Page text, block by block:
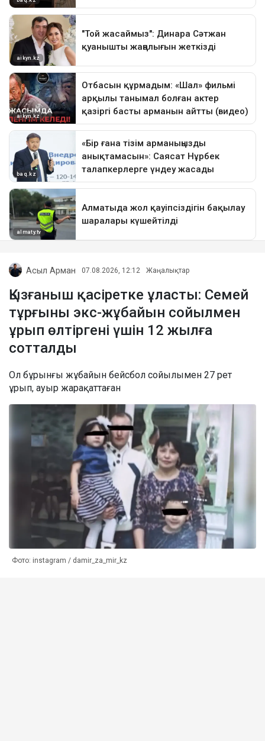
Асыл Арман 07.08.2026, 12:12 Жаңалықтар
Қызғаныш қасіретке ұласты: Семей
тұрғыны экс-жұбайын сойылмен
ұрып өлтіргені үшін 12 жылға
сотталды
Ол бұрынғы жұбайын бейсбол сойылымен 27 рет
ұрып, ауыр жарақаттаған
Фото: instagram / damir_za_mir_kz